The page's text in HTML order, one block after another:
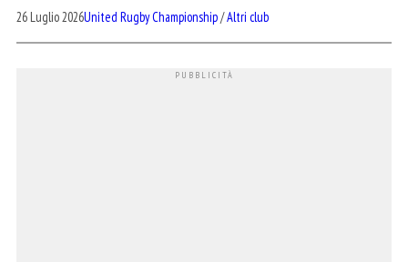
26 Luglio 2026United Rugby Championship/Altri club